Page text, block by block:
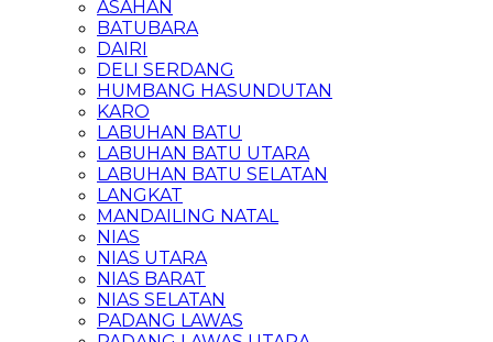
ASAHAN
BATUBARA
DAIRI
DELI SERDANG
HUMBANG HASUNDUTAN
KARO
LABUHAN BATU
LABUHAN BATU UTARA
LABUHAN BATU SELATAN
LANGKAT
MANDAILING NATAL
NIAS
NIAS UTARA
NIAS BARAT
NIAS SELATAN
PADANG LAWAS